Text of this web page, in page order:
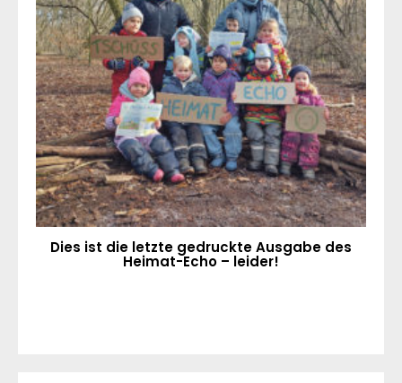
Dies ist die letzte gedruckte Ausgabe des
Heimat-Echo – leider!